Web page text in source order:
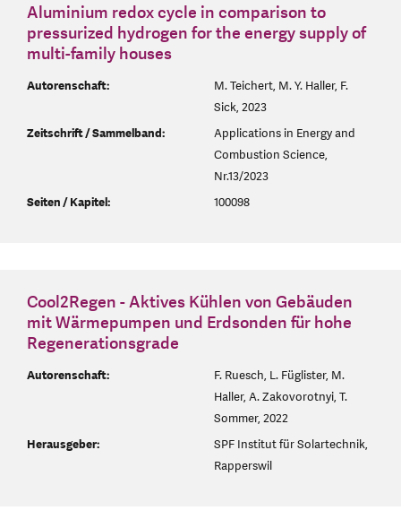
Aluminium redox cycle in comparison to
pressurized hydrogen for the energy supply of
multi-family houses
Autorenschaft:
M. Teichert, M. Y. Haller, F.
Sick, 2023
Zeitschrift / Sammelband:
Applications in Energy and
Combustion Science,
Nr.13/2023
Seiten / Kapitel:
100098
Cool2Regen - Aktives Kühlen von Gebäuden
mit Wärmepumpen und Erdsonden für hohe
Regenerationsgrade
Autorenschaft:
F. Ruesch, L. Füglister, M.
Haller, A. Zakovorotnyi, T.
Sommer, 2022
Herausgeber:
SPF Institut für Solartechnik,
Rapperswil